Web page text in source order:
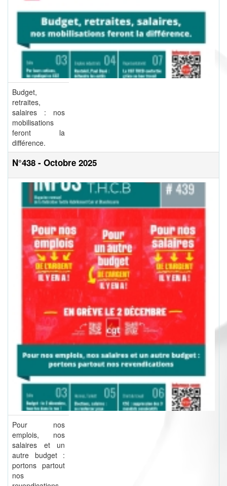
Budget,
retraites,
salaires : nos
mobilisations
feront la
différence.
N°438 - Octobre 2025
Pour nos
emplois, nos
salaires et un
autre budget :
portons partout
nos